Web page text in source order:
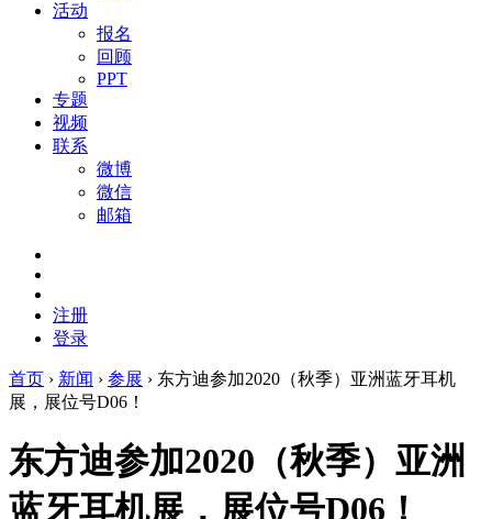
活动
报名
回顾
PPT
专题
视频
联系
微博
微信
邮箱
注册
登录
首页 › 新闻 › 参展 › 东方迪参加2020（秋季）亚洲蓝牙耳机
展，展位号D06！
东方迪参加2020（秋季）亚洲
蓝牙耳机展，展位号D06！